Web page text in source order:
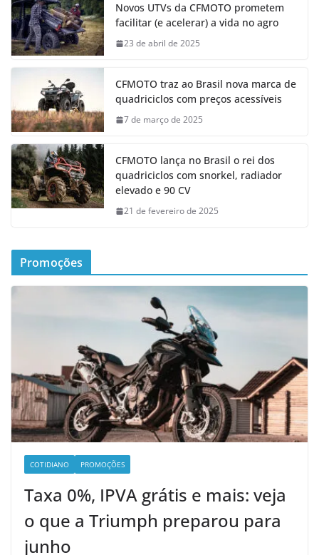
Novos UTVs da CFMOTO prometem
facilitar (e acelerar) a vida no agro
23 de abril de 2025
CFMOTO traz ao Brasil nova marca de
quadriciclos com preços acessíveis
7 de março de 2025
CFMOTO lança no Brasil o rei dos
quadriciclos com snorkel, radiador
elevado e 90 CV
21 de fevereiro de 2025
Promoções
COTIDIANO PROMOÇÕES
Taxa 0%, IPVA grátis e mais: veja
o que a Triumph preparou para
junho